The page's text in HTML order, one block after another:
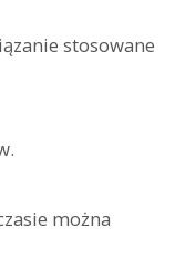
stosowane
można